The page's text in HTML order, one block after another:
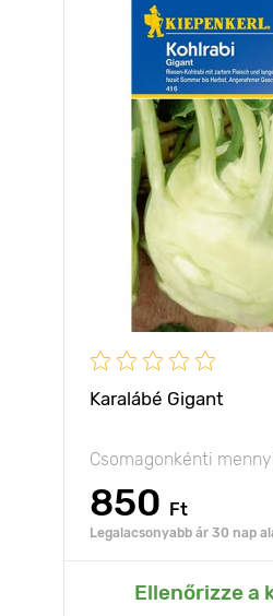
Karalábé Gigant
Csomagonkénti
850 Ft
Legalacsonyabb ár 30 nap
Ellenőrizze a